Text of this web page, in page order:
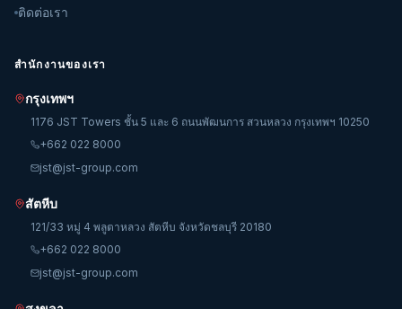
ติดต่อเรา
สำนักงานของเรา
กรุงเทพฯ
1176 JST Towers ชั้น 5 และ 6 ถนนพัฒนการ สวนหลวง กรุงเทพฯ 10250
+662 022 8000
jst@jst-group.com
สัตหีบ
121/33 หมู่ 4 พลูตาหลวง สัตหีบ จังหวัดชลบุรี 20180
+662 022 8000
jst@jst-group.com